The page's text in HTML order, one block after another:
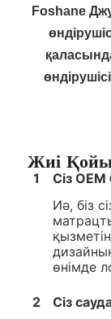
Foshane
Жиі
1
Сіз
Иә, біз
өнімде
2
Сіз